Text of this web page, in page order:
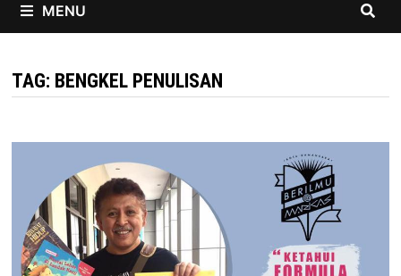
MENU
TAG: BENGKEL PENULISAN